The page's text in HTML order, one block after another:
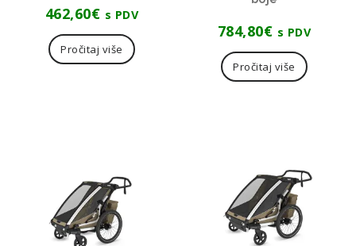
462,60€ s PDV
Pročitaj više
784,80€ s PDV
Pročitaj više